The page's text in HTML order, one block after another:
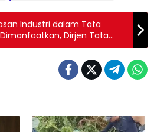
Industri dalam Tata
Dirjen Tata
Investasi Sangat Besar